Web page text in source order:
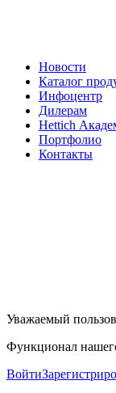
Новости
Каталог
Инфоцентр
Дилерам
Hettich
Портфолио
Контакты
Уважаемый
Функционал
Войти